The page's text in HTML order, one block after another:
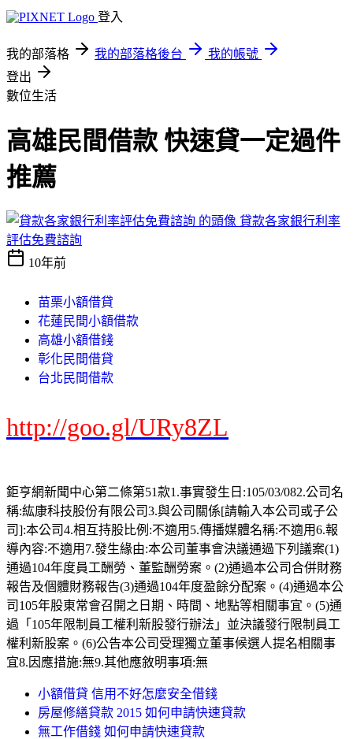
登入
我的部落格 我的部落格後台
我的帳號
登出
數位生活
高雄民間借款 快速貸一定過件
推薦
貸款各家銀行利率
評估免費諮詢
10年前
苗栗小額借貸
花蓮民間小額借款
高雄小額借錢
彰化民間借貸
台北民間借款
http://goo.gl/URy8ZL
鉅亨網新聞中心第二條第51款1.事實發生日:105/03/082.公司名
稱:紘康科技股份有限公司3.與公司關係[請輸入本公司或子公
司]:本公司4.相互持股比例:不適用5.傳播媒體名稱:不適用6.報
導內容:不適用7.發生緣由:本公司董事會決議通過下列議案(1)
通過104年度員工酬勞、董監酬勞案。(2)通過本公司合併財務
報告及個體財務報告(3)通過104年度盈餘分配案。(4)通過本公
司105年股東常會召開之日期、時間、地點等相關事宜。(5)通
過「105年限制員工權利新股發行辦法」並決議發行限制員工
權利新股案。(6)公告本公司受理獨立董事候選人提名相關事
宜8.因應措施:無9.其他應敘明事項:無
小額借貸 信用不好怎麼安全借錢
房屋修繕貸款 2015 如何申請快速貸款
無工作借錢 如何申請快速貸款